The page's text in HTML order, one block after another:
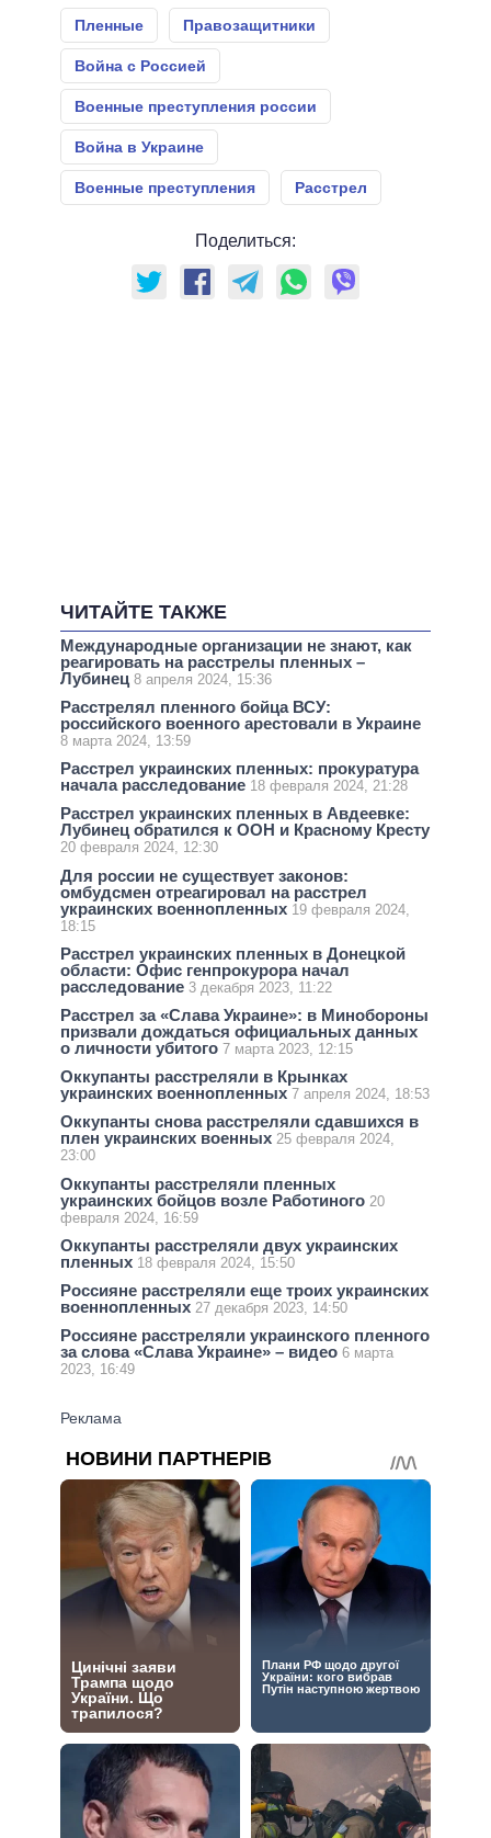
Пленные Правозащитники
Война с Россией
Военные преступления россии
Война в Украине
Военные преступления Расстрел
Поделиться:
ЧИТАЙТЕ ТАКЖЕ
Международные организации не знают, как
реагировать на расстрелы пленных –
Лубинец 8 апреля 2024, 15:36
Расстрелял пленного бойца ВСУ:
российского военного арестовали в Украине
8 марта 2024, 13:59
Расстрел украинских пленных: прокуратура
начала расследование 18 февраля 2024, 21:28
Расстрел украинских пленных в Авдеевке:
Лубинец обратился к ООН и Красному Кресту
20 февраля 2024, 12:30
Для россии не существует законов:
омбудсмен отреагировал на расстрел
украинских военнопленных 19 февраля 2024,
18:15
Расстрел украинских пленных в Донецкой
области: Офис генпрокурора начал
расследование 3 декабря 2023, 11:22
Расстрел за «Слава Украине»: в Минобороны
призвали дождаться официальных данных
о личности убитого 7 марта 2023, 12:15
Оккупанты расстреляли в Крынках
украинских военнопленных 7 апреля 2024, 18:53
Оккупанты снова расстреляли сдавшихся в
плен украинских военных 25 февраля 2024,
23:00
Оккупанты расстреляли пленных
украинских бойцов возле Работиного 20
февраля 2024, 16:59
Оккупанты расстреляли двух украинских
пленных 18 февраля 2024, 15:50
Россияне расстреляли еще троих украинских
военнопленных 27 декабря 2023, 14:50
Россияне расстреляли украинского пленного
за слова «Слава Украине» – видео 6 марта
2023, 16:49